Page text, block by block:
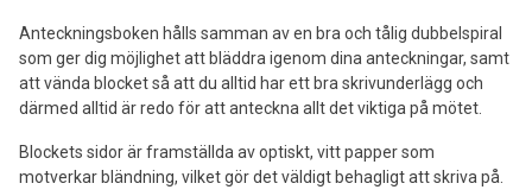
Anteckningsboken hålls samman av en bra och tålig dubbelspiral
som ger dig möjlighet att bläddra igenom dina anteckningar, samt
att vända blocket så att du alltid har ett bra skrivunderlägg och
därmed alltid är redo för att anteckna allt det viktiga på mötet.
Blockets sidor är framställda av optiskt, vitt papper som
motverkar bländning, vilket gör det väldigt behagligt att skriva på.